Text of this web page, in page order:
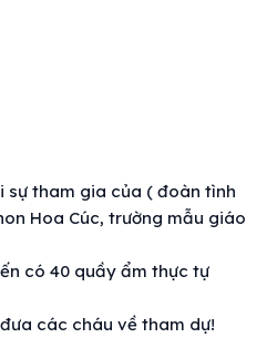
sự tham gia của ( đoàn tình
Hoa Cúc, trường mẫu giáo
có 40 quầy ẩm thực tự
các cháu về tham dự!